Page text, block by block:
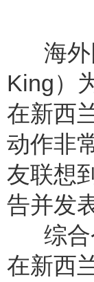
海外
King）
在新西
动作非
友联想
告并发
综合
在新西